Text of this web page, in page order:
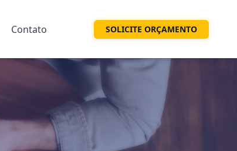
Contato SOLICITE ORÇAMENTO